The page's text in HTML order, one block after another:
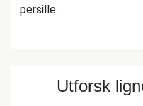
persille.
Utforsk